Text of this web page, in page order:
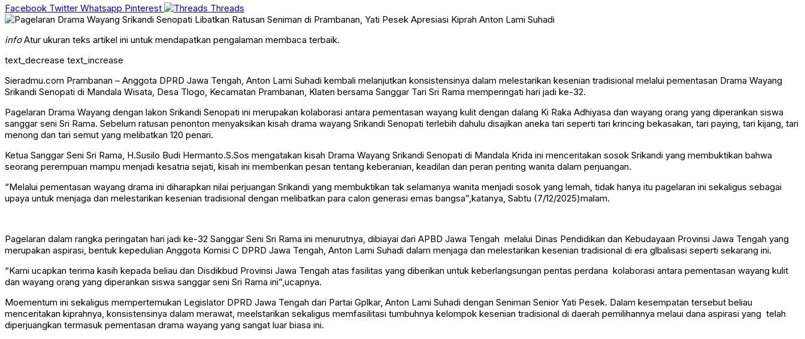
Facebook Twitter Whatsapp Pinterest Threads
infoAtur ukuran teks artikel ini untuk mendapatkan pengalaman membaca terbaik.
text_decrease text_increase
Sieradmu.com Prambanan – Anggota DPRD Jawa Tengah, Anton Lami Suhadi kembali melanjutkan konsistensinya dalam melestarikan kesenian tradisional melalui pementasan Drama Wayang
Srikandi Senopati di Mandala Wisata, Desa Tlogo, Kecamatan Prambanan, Klaten bersama Sanggar Tari Sri Rama memperingati hari jadi ke-32.
Pagelaran Drama Wayang dengan lakon Srikandi Senopati ini merupakan kolaborasi antara pementasan wayang kulit dengan dalang Ki Raka Adhiyasa dan wayang orang yang diperankan siswa
sanggar seni Sri Rama. Sebelum ratusan penonton menyaksikan kisah drama wayang Srikandi Senopati terlebih dahulu disajikan aneka tari seperti tari krincing bekasakan, tari paying, tari kijang, tari
menong dan tari semut yang melibatkan 120 penari.
Ketua Sanggar Seni Sri Rama, H.Susilo Budi Hermanto.S.Sos mengatakan kisah Drama Wayang Srikandi Senopati di Mandala Krida ini menceritakan sosok Srikandi yang membuktikan bahwa
seorang perempuan mampu menjadi kesatria sejati, kisah ini memberikan pesan tentang keberanian, keadilan dan peran penting wanita dalam perjuangan.
“Melalui pementasan wayang drama ini diharapkan nilai perjuangan Srikandi yang membuktikan tak selamanya wanita menjadi sosok yang lemah, tidak hanya itu pagelaran ini sekaligus sebagai
upaya untuk menjaga dan melestarikan kesenian tradisional dengan melibatkan para calon generasi emas bangsa”,katanya, Sabtu (7/12/2025)malam.
Pagelaran dalam rangka peringatan hari jadi ke-32 Sanggar Seni Sri Rama ini menurutnya, dibiayai dari APBD Jawa Tengah melalui Dinas Pendidikan dan Kebudayaan Provinsi Jawa Tengah yang
merupakan aspirasi, bentuk kepedulian Anggota Komisi C DPRD Jawa Tengah, Anton Lami Suhadi dalam menjaga dan melestarikan kesenian tradisional di era glbalisasi seperti sekarang ini.
“Kami ucapkan terima kasih kepada beliau dan Disdikbud Provinsi Jawa Tengah atas fasilitas yang diberikan untuk keberlangsungan pentas perdana kolaborasi antara pementasan wayang kulit
dan wayang orang yang diperankan siswa sanggar seni Sri Rama ini”,ucapnya.
Moementum ini sekaligus mempertemukan Legislator DPRD Jawa Tengah dari Partai Gplkar, Anton Lami Suhadi dengan Seniman Senior Yati Pesek. Dalam kesempatan tersebut beliau
menceritakan kiprahnya, konsistensinya dalam merawat, meelstarikan sekaligus memfasilitasi tumbuhnya kelompok kesenian tradisional di daerah pemilihannya melaui dana aspirasi yang telah
diperjuangkan termasuk pementasan drama wayang yang sangat luar biasa ini.